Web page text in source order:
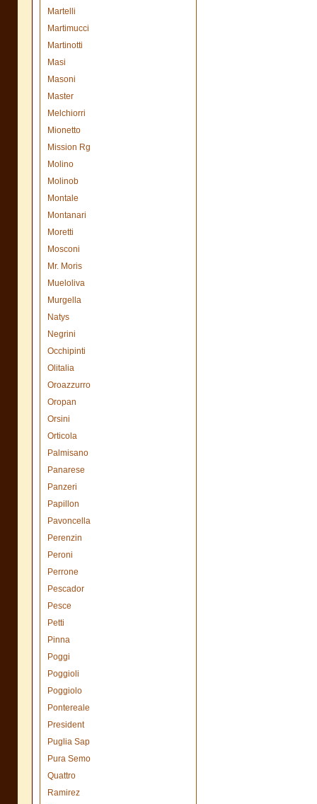
Martelli
Martimucci
Martinotti
Masi
Masoni
Master
Melchiorri
Mionetto
Mission Rg
Molino
Molinob
Montale
Montanari
Moretti
Mosconi
Mr. Moris
Mueloliva
Murgella
Natys
Negrini
Occhipinti
Olitalia
Oroazzurro
Oropan
Orsini
Orticola
Palmisano
Panarese
Panzeri
Papillon
Pavoncella
Perenzin
Peroni
Perrone
Pescador
Pesce
Petti
Pinna
Poggi
Poggioli
Poggiolo
Pontereale
President
Puglia Sap
Pura Semo
Quattro
Ramirez